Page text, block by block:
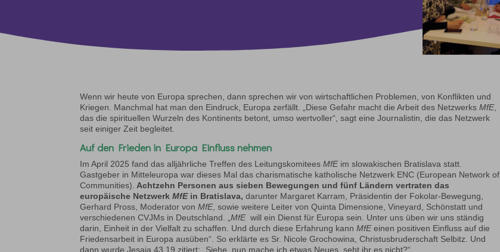
Wenn wir heute von Europa sprechen, dann sprechen wir von wirtschaftlichen Problemen, von Konflikten und
Kriegen. Manchmal hat man den Eindruck, Europa zerfällt. „Diese Gefahr macht die Arbeit des NetzwerksMfE,
das die spirituellen Wurzeln des Kontinents betont, umso wertvoller“, sagt eine Journalistin, die das Netzwerk
seit einiger Zeit begleitet.
Auf den Frieden in Europa Einfluss nehmen
Im April 2025 fand das alljährliche Treffen des LeitungskomiteesMfEim slowakischen Bratislava statt.
Gastgeber in Mitteleuropa war dieses Mal das charismatische katholische Netzwerk ENC (European Network of
Communities). Achtzehn Personen aus sieben Bewegungen und fünf Ländern vertraten das
europäische NetzwerkMfE in Bratislava, darunter Margaret Karram, Präsidentin der Fokolar-Bewegung,
Gerhard Pross, Moderator vonMfE, sowie weitere Leiter von Quinta Dimensione, Vineyard, Schönstatt und
verschiedenen CVJMs in Deutschland. „MfEwill ein Dienst für Europa sein. Unter uns üben wir uns ständig
darin, Einheit in der Vielfalt zu schaffen. Und durch diese Erfahrung kannMfEeinen positiven Einfluss auf die
Friedensarbeit in Europa ausüben“. So erklärte es Sr. Nicole Grochowina, Christusbruderschaft Selbitz. Und
dann wurde Jesaja 43,19 zitiert: „Siehe, nun mache ich etwas Neues, seht ihr es nicht?“